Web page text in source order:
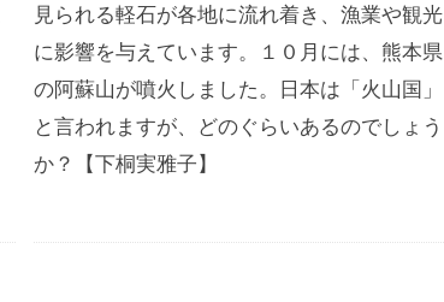
見られる軽石が各地に流れ着き、漁業や観光
に影響を与えています。１０月には、熊本県
の阿蘇山が噴火しました。日本は「火山国」
と言われますが、どのぐらいあるのでしょう
か？【下桐実雅子】